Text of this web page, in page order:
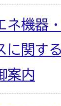
ネ機器
に関す
案内